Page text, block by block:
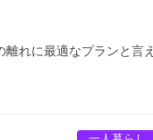
れに最適なプランと言え